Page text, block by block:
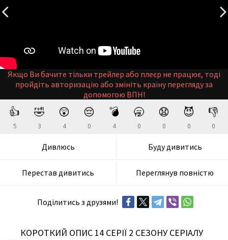
Якщо Ви бачите тільки трейлер або плеєр не працює, тоді
пройдіть авторизацію або змініть країну перегляду за
допомогою ВПН!
👍
5
🤣
3
😲
4
😔
0
💣
4
🥱
0
😧
0
😈
0
👎
0
Дивлюсь Буду дивитись
Перестав дивитись Переглянув повністю
Поділитись з друзями!
КОРОТКИЙ ОПИС 14 СЕРІЇ 2 СЕЗОНУ СЕРІАЛУ